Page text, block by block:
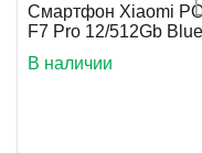
Смартфон Xiaomi
F7 Pro 12/512Gb Blue
В наличии